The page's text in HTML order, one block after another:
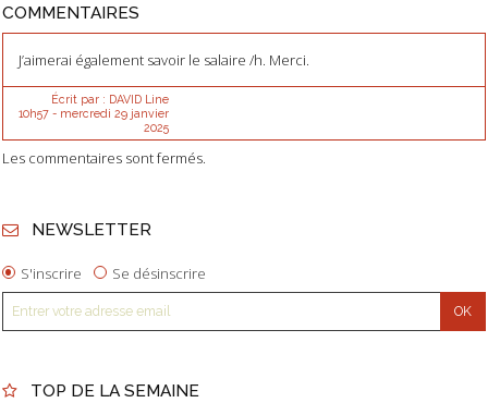
COMMENTAIRES
J’aimerai également savoir le salaire /h. Merci.
Écrit par : DAVID Line
10h57- mercredi 29 janvier
2025
Les commentaires sont fermés.
NEWSLETTER
S'inscrire Se désinscrire
TOP DE LA SEMAINE